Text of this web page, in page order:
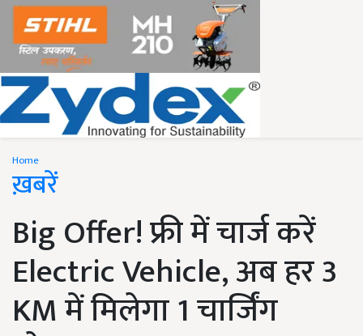
Home
ख़बरें
Big Offer! फ्री में चार्ज करें
Electric Vehicle, अब हर 3
KM में मिलेगा 1 चार्जिंग